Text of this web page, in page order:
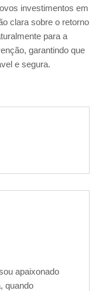
investimentos em
clara sobre o retorno
para a
garantindo que
e segura.
apaixonado
quando